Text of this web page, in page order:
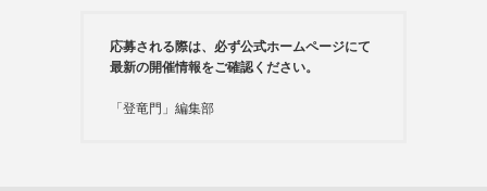
応募される際は、必ず公式ホームページにて
最新の開催情報をご確認ください。
「登竜門」編集部